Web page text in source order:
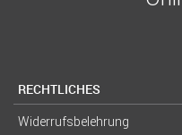
RECHTLICHES
Widerrufsbelehrung